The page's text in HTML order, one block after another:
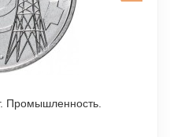
Промышленность.